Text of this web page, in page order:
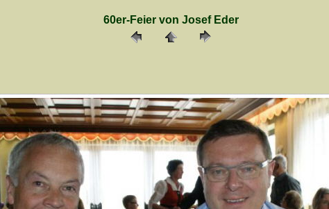
60er-Feier von Josef Eder